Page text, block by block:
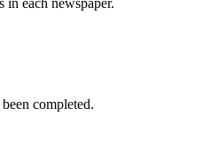
completed.